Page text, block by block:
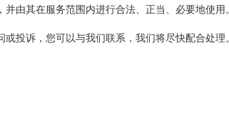
由其在服务范围内进行合法、正当、必要地使用。
投诉，您可以与我们联系，我们将尽快配合处